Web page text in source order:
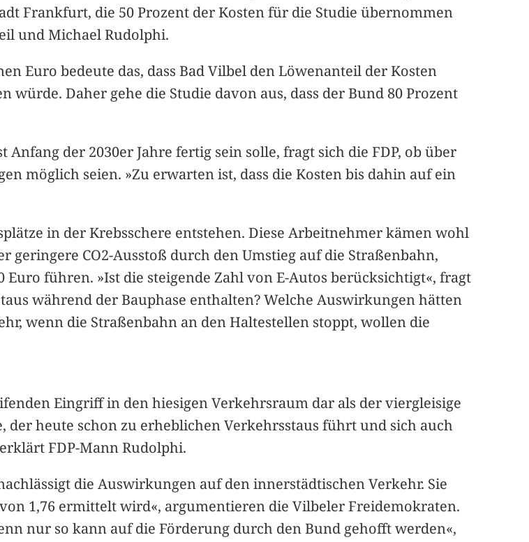
Frankfurt, die 50 Prozent der Kosten für die Studie übernommen
und Michael Rudolphi.
Euro bedeute das, dass Bad Vilbel den Löwenanteil der Kosten
würde. Daher gehe die Studie davon aus, dass der Bund 80 Prozent
der 2030er Jahre fertig sein solle, fragt sich die FDP, ob über
möglich seien. »Zu erwarten ist, dass die Kosten bis dahin auf ein
in der Krebsschere entstehen. Diese Arbeitnehmer kämen wohl
CO2-Ausstoß durch den Umstieg auf die Straßenbahn,
führen. »Ist die steigende Zahl von E-Autos berücksichtigt«, fragt
während der Bauphase enthalten? Welche Auswirkungen hätten
wenn die Straßenbahn an den Haltestellen stoppt, wollen die
Eingriff in den hiesigen Verkehrsraum dar als der viergleisige
der heute schon zu erheblichen Verkehrsstaus führt und sich auch
FDP-Mann Rudolphi.
die Auswirkungen auf den innerstädtischen Verkehr. Sie
1,76 ermittelt wird«, argumentieren die Vilbeler Freidemokraten.
nur so kann auf die Förderung durch den Bund gehofft werden«,